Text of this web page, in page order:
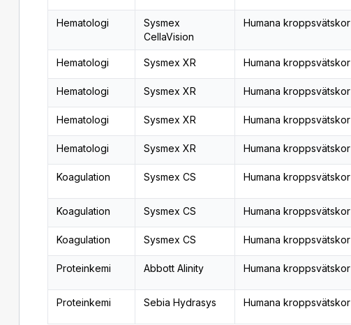
Hematologi
Sysmex
CellaVision
Humana kroppsvätskor
Hematologi Sysmex XR Humana kroppsvätskor
Hematologi Sysmex XR Humana kroppsvätskor
Hematologi Sysmex XR Humana kroppsvätskor
Hematologi Sysmex XR Humana kroppsvätskor
Koagulation Sysmex CS Humana kroppsvätskor
Koagulation Sysmex CS Humana kroppsvätskor
Koagulation Sysmex CS Humana kroppsvätskor
Proteinkemi Abbott Alinity Humana kroppsvätskor
Proteinkemi Sebia Hydrasys Humana kroppsvätskor